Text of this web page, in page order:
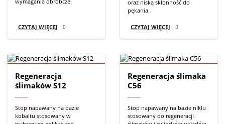
CZYTAJ WIĘCEJ
oraz niską skłonność do
pękania.
CZYTAJ WIĘCEJ
Regeneracja
ślimaków S12
Stop napawany na bazie
kobaltu stosowany w
Regeneracja ślimaka
C56
Stop napawany na bazie niklu
stosowany do regeneracji